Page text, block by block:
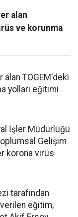
alan
ve korunma
alan TOGEM'deki
yolları eğitimi
İşler Müdürlüğü
Gelişim
korona virüs
tarafından
eğitim,